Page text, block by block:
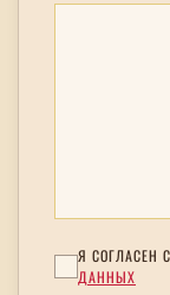
Я СОГЛАСЕН С
ДАННЫХ